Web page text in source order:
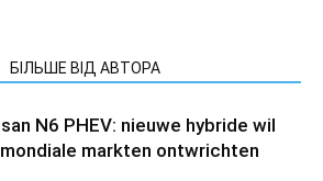
БІЛЬШЕ ВІД АВТОРА
N6 PHEV: nieuwe hybride wil
markten ontwrichten